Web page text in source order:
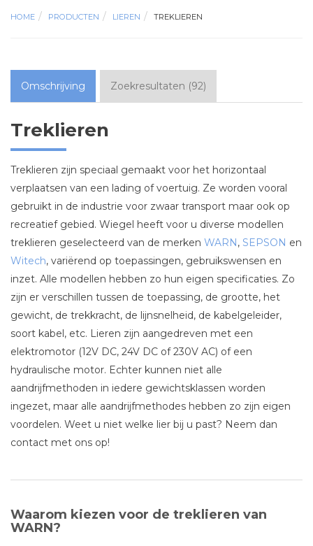
HOME PRODUCTEN LIEREN TREKLIEREN
Omschrijving Zoekresultaten (92)
Treklieren
Treklieren zijn speciaal gemaakt voor het horizontaal
verplaatsen van een lading of voertuig. Ze worden vooral
gebruikt in de industrie voor zwaar transport maar ook op
recreatief gebied. Wiegel heeft voor u diverse modellen
treklieren geselecteerd van de merken WARN, SEPSON en
Witech, variërend op toepassingen, gebruikswensen en
inzet. Alle modellen hebben zo hun eigen specificaties. Zo
zijn er verschillen tussen de toepassing, de grootte, het
gewicht, de trekkracht, de lijnsnelheid, de kabelgeleider,
soort kabel, etc. Lieren zijn aangedreven met een
elektromotor (12V DC, 24V DC of 230V AC) of een
hydraulische motor. Echter kunnen niet alle
aandrijfmethoden in iedere gewichtsklassen worden
ingezet, maar alle aandrijfmethodes hebben zo zijn eigen
voordelen. Weet u niet welke lier bij u past? Neem dan
contact met ons op!
Waarom kiezen voor de treklieren van
WARN?